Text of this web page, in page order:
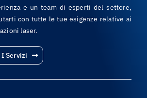
e un team di esperti del settore,
con tutte le tue esigenze relative ai
laser.
Servizi